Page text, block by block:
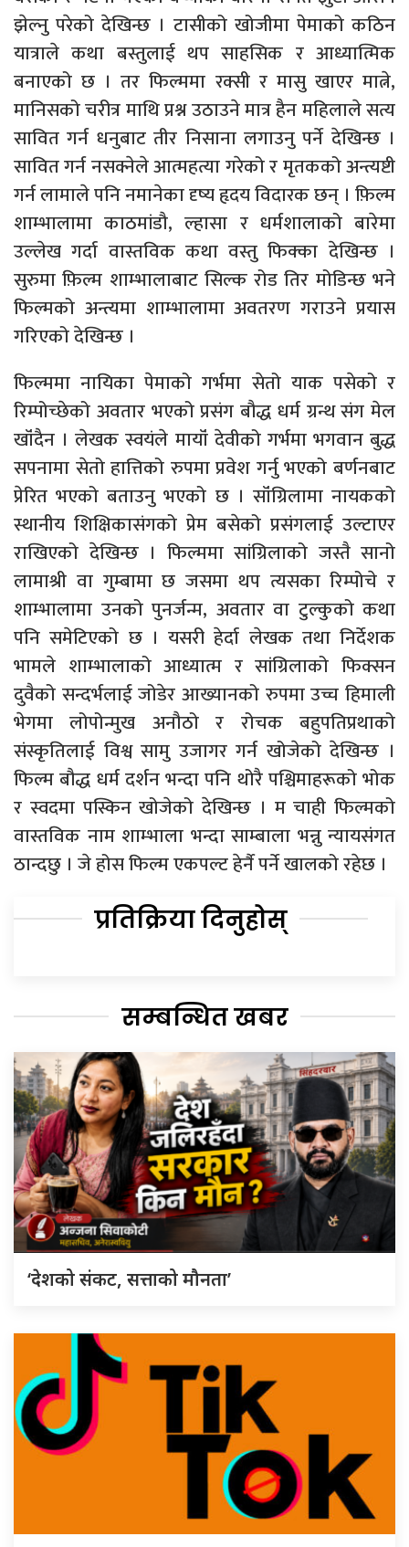
झेल्नु परेको देखिन्छ । टासीको खोजीमा पेमाको कठिन
यात्राले कथा बस्तुलाई थप साहसिक र आध्यात्मिक
बनाएको छ । तर फिल्ममा रक्सी र मासु खाएर मात्ने,
मानिसको चरीत्र माथि प्रश्न उठाउने मात्र हैन महिलाले सत्य
सावित गर्न धनुबाट तीर निसाना लगाउनु पर्ने देखिन्छ ।
सावित गर्न नसक्नेले आत्महत्या गरेको र मृतकको अन्त्यष्टी
गर्न लामाले पनि नमानेका दृष्य हृदय विदारक छन् । फ़िल्म
शाम्भालामा काठमांडौ, ल्हासा र धर्मशालाको बारेमा
उल्लेख गर्दा वास्तविक कथा वस्तु फिक्का देखिन्छ ।
सुरुमा फ़िल्म शाम्भालाबाट सिल्क रोड तिर मोडिन्छ भने
फिल्मको अन्त्यमा शाम्भालामा अवतरण गराउने प्रयास
गरिएको देखिन्छ ।
फिल्ममा नायिका पेमाको गर्भमा सेतो याक पसेको र
रिम्पोच्छेको अवतार भएको प्रसंग बौद्ध धर्म ग्रन्थ संग मेल
खॉंदैन । लेखक स्वयंले मायॉं देवीको गर्भमा भगवान बुद्ध
सपनामा सेतो हात्तिको रुपमा प्रवेश गर्नु भएको बर्णनबाट
प्रेरित भएको बताउनु भएको छ । सॉंग्रिलामा नायकको
स्थानीय शिक्षिकासंगको प्रेम बसेको प्रसंगलाई उल्टाएर
राखिएको देखिन्छ । फिल्ममा सांग्रिलाको जस्तै सानो
लामाश्री वा गुम्बामा छ जसमा थप त्यसका रिम्पोचे र
शाम्भालामा उनको पुनर्जन्म, अवतार वा टुल्कुको कथा
पनि समेटिएको छ । यसरी हेर्दा लेखक तथा निर्देशक
भामले शाम्भालाको आध्यात्म र सांग्रिलाको फिक्सन
दुवैको सन्दर्भलाई जोडेर आख्यानको रुपमा उच्च हिमाली
भेगमा लोपोन्मुख अनौठो र रोचक बहुपतिप्रथाको
संस्कृतिलाई विश्व सामु उजागर गर्न खोजेको देखिन्छ ।
फिल्म बौद्ध धर्म दर्शन भन्दा पनि थोरै पश्चिमाहरूको भोक
र स्वदमा पस्किन खोजेको देखिन्छ । म चाही फिल्मको
वास्तविक नाम शाम्भाला भन्दा साम्बाला भन्नु न्यायसंगत
ठान्दछु । जे होस फिल्म एकपल्ट हेर्नै पर्ने खालको रहेछ ।
प्रतिक्रिया दिनुहोस्
सम्बन्धित खबर
‘देशको संकट, सत्ताको मौनता’